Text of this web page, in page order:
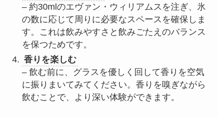
– 約30mlのエヴァン・ウィリアムスを注ぎ、氷
の数に応じて周りに必要なスペースを確保しま
す。これは飲みやすさと飲みごたえのバランス
を保つためです。
香りを楽しむ
– 飲む前に、グラスを優しく回して香りを空気
に振りまいてみてください。香りを嗅ぎながら
飲むことで、より深い体験ができます。